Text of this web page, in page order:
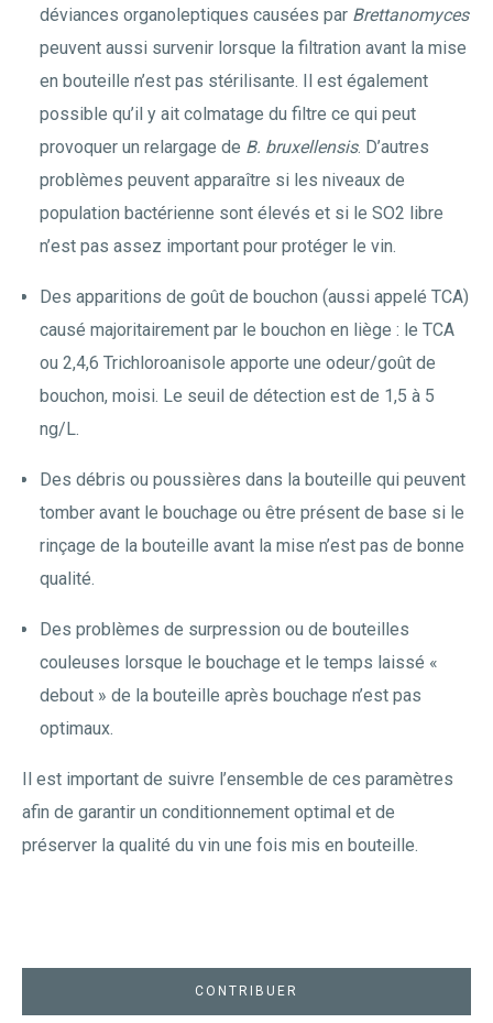
déviances organoleptiques causées par Brettanomyces
peuvent aussi survenir lorsque la filtration avant la mise
en bouteille n’est pas stérilisante. Il est également
possible qu’il y ait colmatage du filtre ce qui peut
provoquer un relargage de B. bruxellensis. D’autres
problèmes peuvent apparaître si les niveaux de
population bactérienne sont élevés et si le SO2 libre
n’est pas assez important pour protéger le vin.
Des apparitions de goût de bouchon (aussi appelé TCA)
causé majoritairement par le bouchon en liège : le TCA
ou 2,4,6 Trichloroanisole apporte une odeur/goût de
bouchon, moisi. Le seuil de détection est de 1,5 à 5
ng/L.
Des débris ou poussières dans la bouteille qui peuvent
tomber avant le bouchage ou être présent de base si le
rinçage de la bouteille avant la mise n’est pas de bonne
qualité.
Des problèmes de surpression ou de bouteilles
couleuses lorsque le bouchage et le temps laissé «
debout » de la bouteille après bouchage n’est pas
optimaux.
Il est important de suivre l’ensemble de ces paramètres
afin de garantir un conditionnement optimal et de
préserver la qualité du vin une fois mis en bouteille.
CONTRIBUER